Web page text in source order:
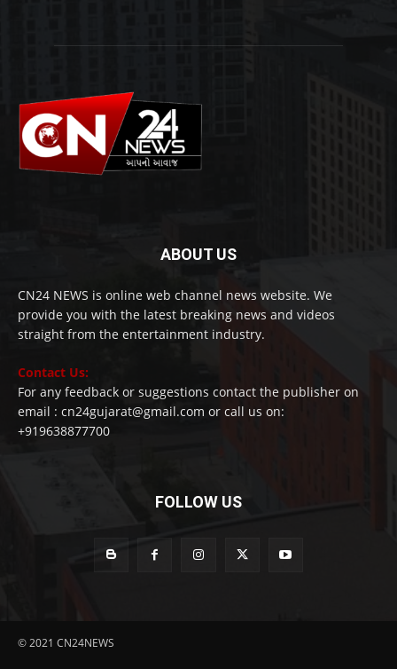
ABOUT US
CN24 NEWS is online web channel news website. We
provide you with the latest breaking news and videos
straight from the entertainment industry.
Contact Us:
For any feedback or suggestions contact the publisher on
email : cn24gujarat@gmail.com or call us on:
+919638877700
FOLLOW US
© 2021 CN24NEWS